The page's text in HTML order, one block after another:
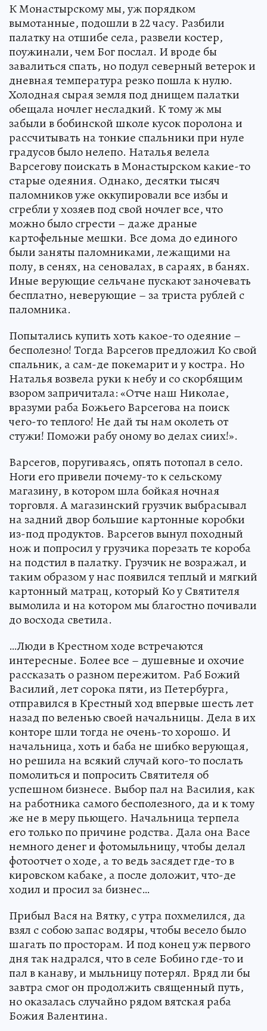
К Монастырскому мы, уж порядком
вымотанные, подошли в 22 часу. Разбили
палатку на отшибе села, развели костер,
поужинали, чем Бог послал. И вроде бы
завалиться спать, но подул северный ветерок и
дневная температура резко пошла к нулю.
Холодная сырая земля под днищем палатки
обещала ночлег несладкий. К тому ж мы
забыли в бобинской школе кусок поролона и
рассчитывать на тонкие спальники при нуле
градусов было нелепо. Наталья велела
Варсегову поискать в Монастырском какие-то
старые одеяния. Однако, десятки тысяч
паломников уже оккупировали все избы и
сгребли у хозяев под свой ночлег все, что
можно было сгрести – даже драные
картофельные мешки. Все дома до единого
были заняты паломниками, лежащими на
полу, в сенях, на сеновалах, в сараях, в банях.
Иные верующие сельчане пускают заночевать
бесплатно, неверующие – за триста рублей с
паломника.
Попытались купить хоть какое-то одеяние –
бесполезно! Тогда Варсегов предложил Ко свой
спальник, а сам-де покемарит и у костра. Но
Наталья возвела руки к небу и со скорбящим
взором запричитала: «Отче наш Николае,
вразуми раба Божьего Варсегова на поиск
чего-то теплого! Не дай ты нам околеть от
стужи! Поможи рабу оному во делах сиих!».
Варсегов, поругиваясь, опять потопал в село.
Ноги его привели почему-то к сельскому
магазину, в котором шла бойкая ночная
торговля. А магазинский грузчик выбрасывал
на задний двор большие картонные коробки
из-под продуктов. Варсегов вынул походный
нож и попросил у грузчика порезать те короба
на подстил в палатку. Грузчик не возражал, и
таким образом у нас появился теплый и мягкий
картонный матрац, который Ко у Святителя
вымолила и на котором мы благостно почивали
до восхода светила.
…Люди в Крестном ходе встречаются
интересные. Более все – душевные и охочие
рассказать о разном пережитом. Раб Божий
Василий, лет сорока пяти, из Петербурга,
отправился в Крестный ход впервые шесть лет
назад по веленью своей начальницы. Дела в их
конторе шли тогда не очень-то хорошо. И
начальница, хоть и баба не шибко верующая,
но решила на всякий случай кого-то послать
помолиться и попросить Святителя об
успешном бизнесе. Выбор пал на Василия, как
на работника самого бесполезного, да и к тому
же не в меру пьющего. Начальница терпела
его только по причине родства. Дала она Васе
немного денег и фотомыльницу, чтобы делал
фотоотчет о ходе, а то ведь засядет где-то в
кировском кабаке, а после доложит, что-де
ходил и просил за бизнес…
Прибыл Вася на Вятку, с утра похмелился, да
взял с собою запас водяры, чтобы весело было
шагать по просторам. И под конец уж первого
дня так надрался, что в селе Бобино где-то и
пал в канаву, и мыльницу потерял. Вряд ли бы
завтра смог он продолжить священный путь,
но оказалась случайно рядом вятская раба
Божия Валентина.